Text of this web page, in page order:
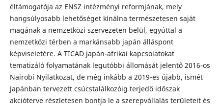
éltámogatója az ENSZ intézményi reformjának, mely
hangsúlyosabb lehetőséget kínálna természetesen saját
magának a nemzetközi szervezeten belül, egyúttal a
nemzetközi térben a markánsabb japán álláspont
képviseletére. A TICAD japán-afrikai kapcsolatokat
tematizáló folyamatának legutóbbi állomását jelentő 2016-os
Nairobi Nyilatkozat, de még inkább a 2019-es újabb, ismét
Japánban tervezett csúcstalálkozóig terjedő időszak
akcióterve részletesen bontja le a szerepvállalás területeit és